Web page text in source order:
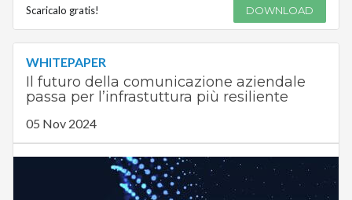
Scaricalo gratis! DOWNLOAD
WHITEPAPER
Il futuro della comunicazione aziendale
passa per l’infrastuttura più resiliente
05 Nov 2024